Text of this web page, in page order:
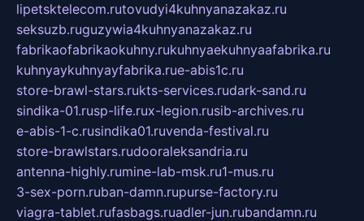
lipetsktelecom.rutovudyi4kuhnyanazakaz.ru
seksuzb.ruguzywia4kuhnyanazakaz.ru
fabrikaofabrikaokuhny.rukuhnyaekuhnyaafabrika.ru
kuhnyaykuhnyayfabrika.rue-abis1c.ru
store-brawl-stars.rukts-services.rudark-sand.ru
sindika-01.rusp-life.rux-legion.rusib-archives.ru
e-abis-1-c.rusindika01.ruvenda-festival.ru
store-brawlstars.rudooraleksandria.ru
antenna-highly.rumine-lab-msk.ru1-mus.ru
3-sex-porn.ruban-damn.rupurse-factory.ru
viagra-tablet.rufasbags.ruadler-jun.rubandamn.ru